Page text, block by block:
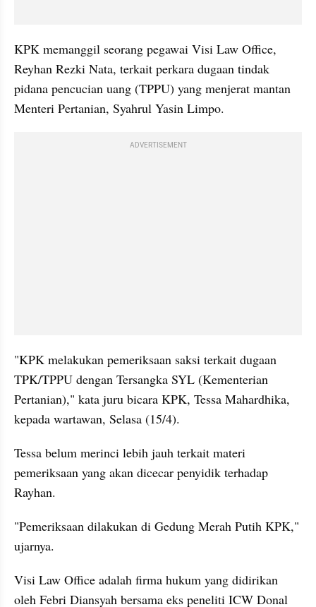
KPK memanggil seorang pegawai Visi Law Office,
Reyhan Rezki Nata, terkait perkara dugaan tindak
pidana pencucian uang (TPPU) yang menjerat mantan
Menteri Pertanian, Syahrul Yasin Limpo.
ADVERTISEMENT
"KPK melakukan pemeriksaan saksi terkait dugaan
TPK/TPPU dengan Tersangka SYL (Kementerian
Pertanian)," kata juru bicara KPK, Tessa Mahardhika,
kepada wartawan, Selasa (15/4).
Tessa belum merinci lebih jauh terkait materi
pemeriksaan yang akan dicecar penyidik terhadap
Rayhan.
"Pemeriksaan dilakukan di Gedung Merah Putih KPK,"
ujarnya.
Visi Law Office adalah firma hukum yang didirikan
oleh Febri Diansyah bersama eks peneliti ICW Donal